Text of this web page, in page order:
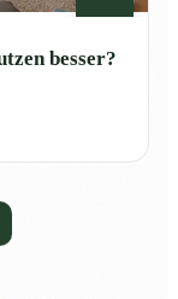
besser?